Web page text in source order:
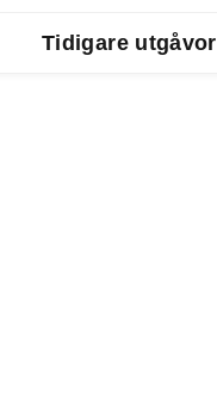
Tidigare utgåvor